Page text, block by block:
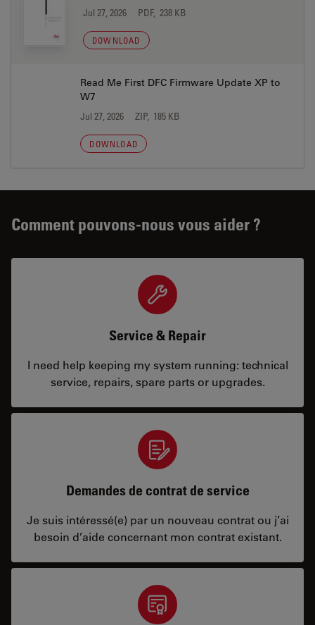
Jul 27, 2026 PDF, 238 KB
DOWNLOAD
Read Me First DFC Firmware Update XP to
W7
Jul 27, 2026 ZIP, 185 KB
DOWNLOAD
Comment pouvons-nous vous aider ?
Service & Repair
I need help keeping my system running: technical
service, repairs, spare parts or upgrades.
Demandes de contrat de service
Je suis intéressé(e) par un nouveau contrat ou j’ai
besoin d’aide concernant mon contrat existant.